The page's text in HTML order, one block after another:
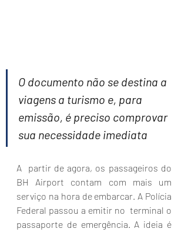
O documento não se destina a
viagens a turismo e, para
emissão, é preciso comprovar
sua necessidade imediata
A  partir de agora, os passageiros do
BH Airport contam com mais um
serviço na hora de embarcar. A Polícia
Federal passou a emitir no  terminal o
passaporte de emergência. A ideia é